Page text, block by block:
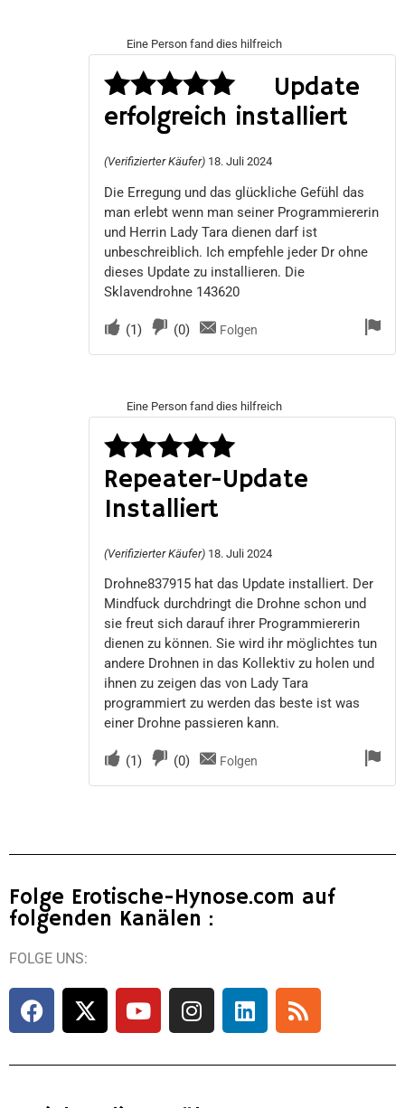
Eine Person fand dies hilfreich
Bewertet
Update
erfolgreich installiert
(Verifizierter Käufer) 18. Juli 2024
Die Erregung und das glückliche Gefühl das
man erlebt wenn man seiner Programmiererin
und Herrin Lady Tara dienen darf ist
unbeschreiblich. Ich empfehle jeder Dr ohne
dieses Update zu installieren. Die
Sklavendrohne 143620
(1) (0) Folgen
Eine Person fand dies hilfreich
Bewertet
mit5von 5
Repeater-Update
Installiert
(Verifizierter Käufer) 18. Juli 2024
Drohne837915 hat das Update installiert. Der
Mindfuck durchdringt die Drohne schon und
sie freut sich darauf ihrer Programmiererin
dienen zu können. Sie wird ihr möglichtes tun
andere Drohnen in das Kollektiv zu holen und
ihnen zu zeigen das von Lady Tara
programmiert zu werden das beste ist was
einer Drohne passieren kann.
(1) (0) Folgen
Folge Erotische-Hynose.com auf
folgenden Kanälen :
FOLGE UNS: